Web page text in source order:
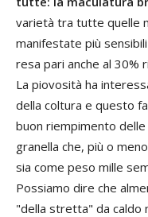
varietà tra tutte quelle
manifestate più
resa pari anche al
La piovosità ha
della coltura e questo
buon riempimento
granella che, più o
sia come peso mille
Possiamo dire che
"della stretta" da caldo